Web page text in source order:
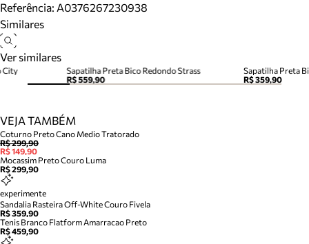
Referência: A0376267230938
Similares
Ver similares
Sapatilha Preta Bico Redondo Strass
R$ 559,90
Sapatilha Preta
R$ 359,90
City
VEJA TAMBÉM
Coturno Preto Cano Medio Tratorado
R$ 299,90
R$ 149,90
Mocassim Preto Couro Luma
R$ 299,90
experimente
Sandalia Rasteira Off-White Couro Fivela
R$ 359,90
Tenis Branco Flatform Amarracao Preto
R$ 459,90